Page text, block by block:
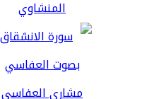
المنشاوي
مشاري العفاسي